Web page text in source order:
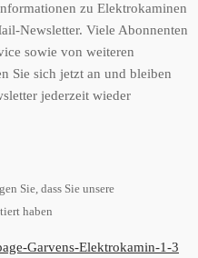
zu Elektrokaminen
Newsletter. Viele Abonnenten
sowie von weiteren
Sie sich jetzt an und bleiben
jederzeit wieder
Sie, dass Sie unsere
haben